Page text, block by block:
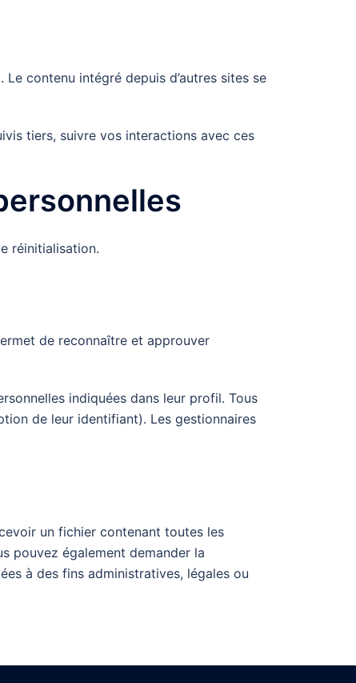
contenu intégré depuis d’autres sites se
tiers, suivre vos interactions avec ces
réinitialisation.
de reconnaître et approuver
indiquées dans leur profil. Tous
de leur identifiant). Les gestionnaires
un fichier contenant toutes les
pouvez également demander la
à des fins administratives, légales ou